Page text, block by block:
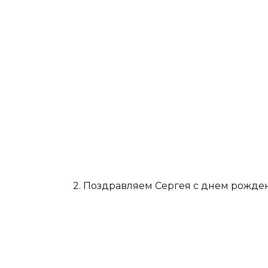
2. Поздравляем Сергея с днем